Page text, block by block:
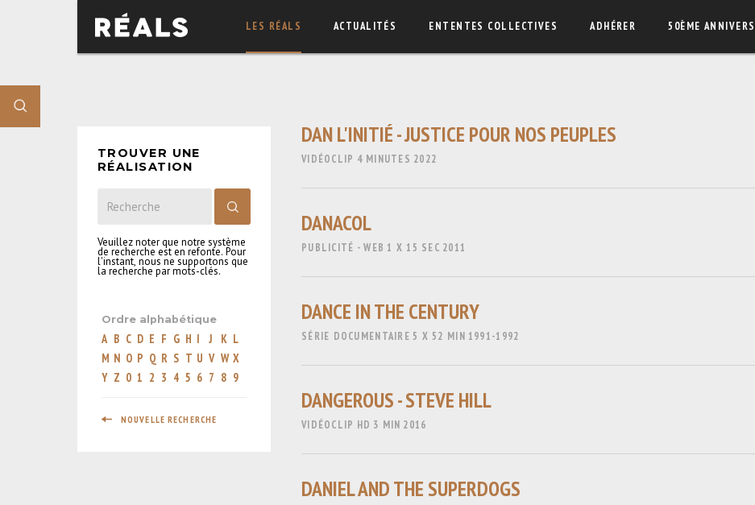
LES RÉALS ACTUALITÉS ENTENTES COLLECTIVES ADHÉRER 50ÈME
TROUVER UNE
RÉALISATION
Veuillez noter que notre système
de recherche est en refonte. Pour
l'instant, nous ne supportons que
la recherche par mots-clés.
Ordre alphabétique
A B C D E F G H I J K L
M N O P Q R S T U V W X
Y Z 0 1 2 3 4 5 6 7 8 9
NOUVELLE RECHERCHE
DAN L'INITIÉ - JUSTICE POUR NOS PEUPLES
VIDÉOCLIP 4 MINUTES 2022
DANACOL
PUBLICITÉ - WEB 1 X 15 SEC 2011
DANCE IN THE CENTURY
SÉRIE DOCUMENTAIRE 5 X 52 MIN 1991-1992
DANGEROUS - STEVE HILL
VIDÉOCLIP HD 3 MIN 2016
DANIEL AND THE SUPERDOGS